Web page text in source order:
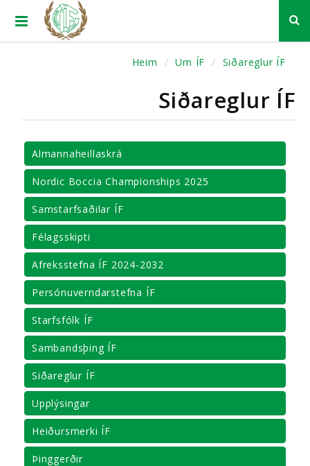
Heim Um ÍF Siðareglur ÍF
Siðareglur ÍF
Almannaheillaskrá
Nordic Boccia Championships 2025
Samstarfsaðilar ÍF
Félagsskipti
Afreksstefna ÍF 2024-2032
Persónuverndarstefna ÍF
Starfsfólk ÍF
Sambandsþing ÍF
Siðareglur ÍF
Upplýsingar
Heiðursmerki ÍF
Þinggerðir